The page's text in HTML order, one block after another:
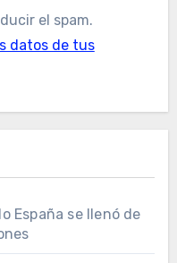
el spam.
datos de tus
España se llenó de